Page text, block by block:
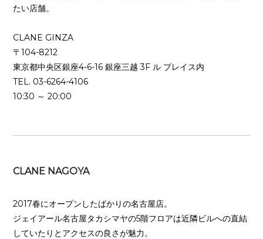
たい店舗。
CLANE GINZA
〒104-8212
東京都中央区銀座4-6-16 銀座三越 3F ル プレイス内
TEL. 03-6264-4106
10:30 ～ 20:00
CLANE NAGOYA
2017春にオープンしたばかりの名古屋店。
ジェイアール名古屋タカシマヤの5階フロアは近隣ビルへの直結
していたりとアクセスの良さが魅力。